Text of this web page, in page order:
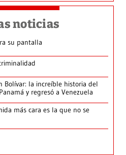
noticias
su pantalla​
Bolívar: la increíble historia del
y regresó a Venezuela
más cara es la que no se